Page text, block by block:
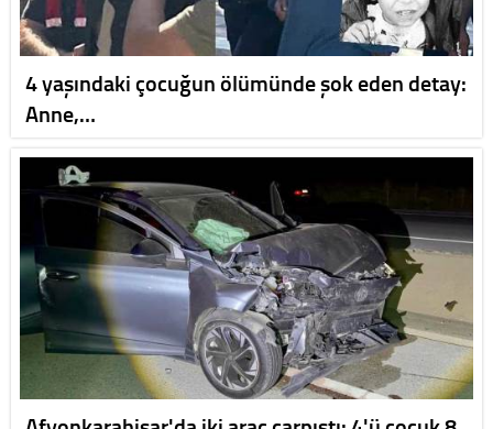
4 yaşındaki çocuğun ölümünde şok eden detay:
Anne,…